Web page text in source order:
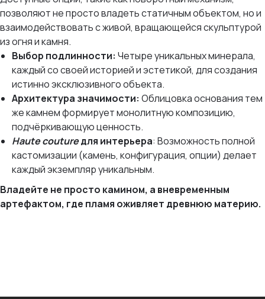
позволяют не просто владеть статичным объектом, но и
взаимодействовать с живой, вращающейся скульптурой
из огня и камня.
Выбор подлинности: Четыре уникальных минерала,
каждый со своей историей и эстетикой, для создания
истинно эксклюзивного объекта.
Архитектура значимости: Облицовка основания тем
же камнем формирует монолитную композицию,
подчёркивающую ценность.
Haute coutureдля интерьера: Возможность полной
кастомизации (камень, конфигурация, опции) делает
каждый экземпляр уникальным.
Владейте не просто камином, а вневременным
артефактом, где пламя оживляет древнюю материю.